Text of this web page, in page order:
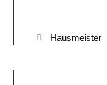
Hausmeister